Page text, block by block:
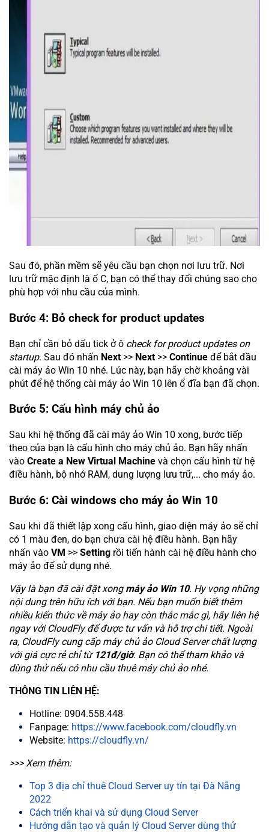
Sau đó, phần mềm sẽ yêu cầu bạn chọn nơi lưu trữ. Nơi
lưu trữ mặc định là ổ C, bạn có thể thay đổi chúng sao cho
phù hợp với nhu cầu của mình.
Bước 4: Bỏ check for product updates
Bạn chỉ cần bỏ dấu tick ở ô check for product updates on
startup. Sau đó nhấn Next >> Next >> Continue để bắt đầu
cài máy ảo Win 10 nhé. Lúc này, bạn hãy chờ khoảng vài
phút để hệ thống cài máy ảo Win 10 lên ổ đĩa bạn đã chọn.
Bước 5: Cấu hình máy chủ ảo
Sau khi hệ thống đã cài máy ảo Win 10 xong, bước tiếp
theo của bạn là cấu hình cho máy chủ ảo. Bạn hãy nhấn
vào Create a New Virtual Machine và chọn cấu hình từ hệ
điều hành, bộ nhớ RAM, dung lượng lưu trữ,... cho máy ảo.
Bước 6: Cài windows cho máy ảo Win 10
Sau khi đã thiết lập xong cấu hình, giao diện máy ảo sẽ chỉ
có 1 màu đen, do bạn chưa cài hệ điều hành. Bạn hãy
nhấn vào VM >> Setting rồi tiến hành cài hệ điều hành cho
máy ảo để sử dụng nhé.
Vậy là bạn đã cài đặt xong máy ảo Win 10. Hy vọng những
nội dung trên hữu ích với bạn. Nếu bạn muốn biết thêm
nhiều kiến thức về máy ảo hay còn thắc mắc gì, hãy liên hệ
ngay với CloudFly để được tư vấn và hỗ trợ chi tiết. Ngoài
ra, CloudFly cung cấp máy chủ ảo Cloud Server chất lượng
với giá cực rẻ chỉ từ 121đ/giờ. Bạn có thể tham khảo và
dùng thử nếu có nhu cầu thuê máy chủ ảo nhé.
THÔNG TIN LIÊN HỆ:
Hotline: 0904.558.448
Fanpage: https://www.facebook.com/cloudfly.vn
Website: https://cloudfly.vn/
>>> Xem thêm:
Top 3 địa chỉ thuê Cloud Server uy tín tại Đà Nẵng
2022
Cách triển khai và sử dụng Cloud Server
Hướng dẫn tạo và quản lý Cloud Server dùng thử